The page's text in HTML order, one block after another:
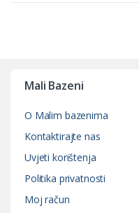
Mali Bazeni
O Malim bazenima
Kontaktirajte nas
Uvjeti korištenja
Politika privatnosti
Moj račun